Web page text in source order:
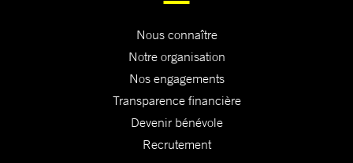
Nous connaître
Notre organisation
Nos engagements
Transparence financière
Devenir bénévole
Recrutement